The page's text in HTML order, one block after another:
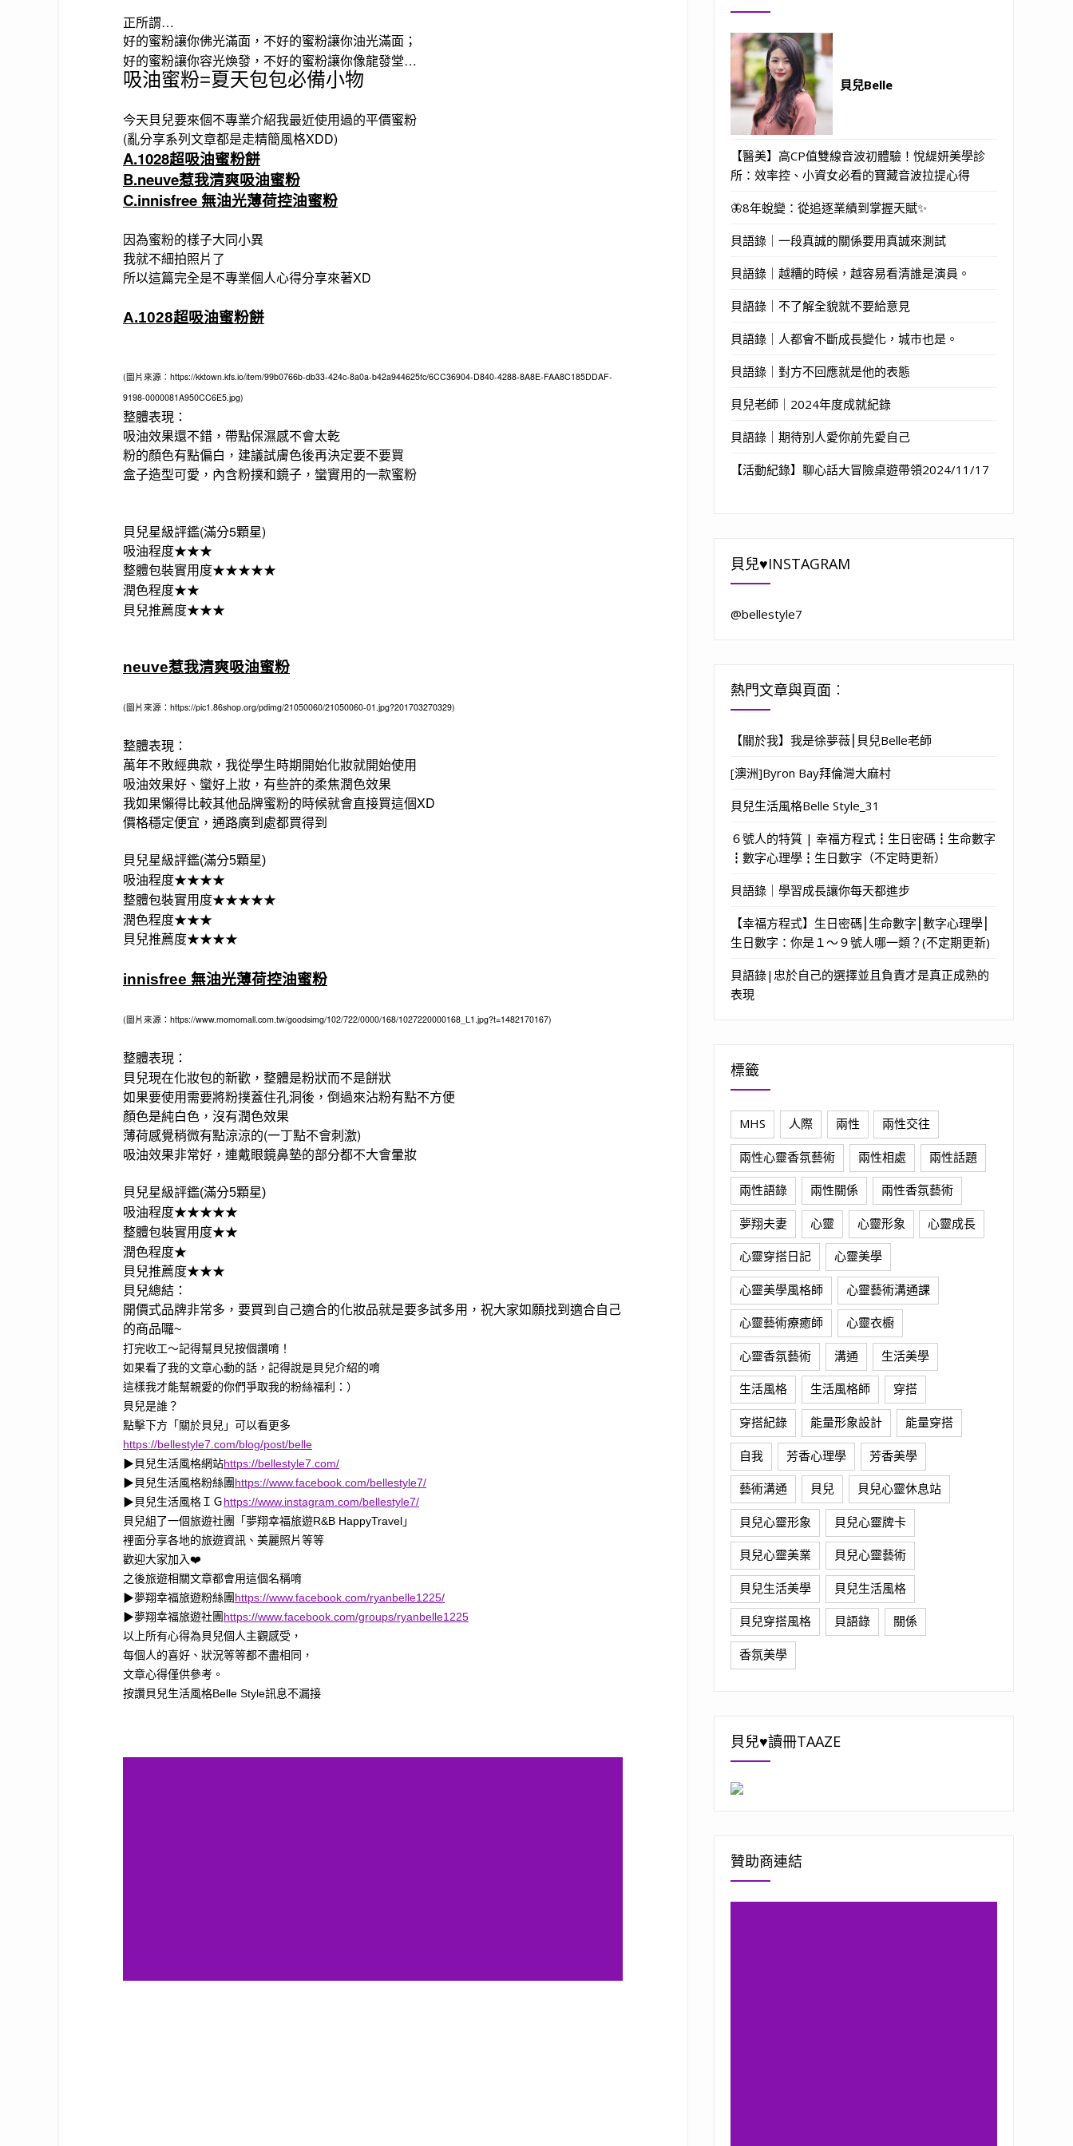
正所謂…
好的蜜粉讓你佛光滿面，不好的蜜粉讓你油光滿面；
好的蜜粉讓你容光煥發，不好的蜜粉讓你像龍發堂…
吸油蜜粉=夏天包包必備小物
今天貝兒要來個不專業介紹我最近使用過的平價蜜粉
(亂分享系列文章都是走精簡風格XDD)
A.1028超吸油蜜粉餅
B.neuve惹我清爽吸油蜜粉
C.innisfree 無油光薄荷控油蜜粉
因為蜜粉的樣子大同小異
我就不細拍照片了
所以這篇完全是不專業個人心得分享來著XD
A.1028超吸油蜜粉餅
(圖片來源：https://kktown.kfs.io/item/99b0766b-db33-424c-8a0a-b42a944625fc/6CC36904-D840-4288-8A8E-FAA8C185DDAF-
9198-0000081A950CC6E5.jpg)
整體表現：
吸油效果還不錯，帶點保濕感不會太乾
粉的顏色有點偏白，建議試膚色後再決定要不要買
盒子造型可愛，內含粉撲和鏡子，蠻實用的一款蜜粉
貝兒星級評鑑(滿分5顆星)
吸油程度★★★
整體包裝實用度★★★★★
潤色程度★★
貝兒推薦度★★★
neuve惹我清爽吸油蜜粉
(圖片來源：https://pic1.86shop.org/pdimg/21050060/21050060-01.jpg?201703270329)
整體表現：
萬年不敗經典款，我從學生時期開始化妝就開始使用
吸油效果好、蠻好上妝，有些許的柔焦潤色效果
我如果懶得比較其他品牌蜜粉的時候就會直接買這個XD
價格穩定便宜，通路廣到處都買得到
貝兒星級評鑑(滿分5顆星)
吸油程度★★★★
整體包裝實用度★★★★★
潤色程度★★★
貝兒推薦度★★★★
innisfree 無油光薄荷控油蜜粉
(圖片來源：https://www.momomall.com.tw/goodsimg/102/722/0000/168/1027220000168_L1.jpg?t=1482170167)
整體表現：
貝兒現在化妝包的新歡，整體是粉狀而不是餅狀
如果要使用需要將粉撲蓋住孔洞後，倒過來沾粉有點不方便
顏色是純白色，沒有潤色效果
薄荷感覺稍微有點涼涼的(一丁點不會刺激)
吸油效果非常好，連戴眼鏡鼻墊的部分都不大會暈妝
貝兒星級評鑑(滿分5顆星)
吸油程度★★★★★
整體包裝實用度★★
潤色程度★
貝兒推薦度★★★
貝兒總結：
開價式品牌非常多，要買到自己適合的化妝品就是要多試多用，祝大家如願找到適合自己
的商品囉~
打完收工～記得幫貝兒按個讚唷！
如果看了我的文章心動的話，記得說是貝兒介紹的唷
這樣我才能幫親愛的你們爭取我的粉絲福利：）
貝兒是誰？
點擊下方「關於貝兒」可以看更多
https://bellestyle7.com/blog/post/belle
▶貝兒生活風格網站https://bellestyle7.com/
▶貝兒生活風格粉絲團https://www.facebook.com/bellestyle7/
▶貝兒生活風格ＩＧhttps://www.instagram.com/bellestyle7/
貝兒組了一個旅遊社團「夢翔幸福旅遊R&B HappyTravel」
裡面分享各地的旅遊資訊、美麗照片等等
歡迎大家加入❤️
之後旅遊相關文章都會用這個名稱唷
▶夢翔幸福旅遊粉絲團https://www.facebook.com/ryanbelle1225/
▶夢翔幸福旅遊社團https://www.facebook.com/groups/ryanbelle1225
以上所有心得為貝兒個人主觀感受，
每個人的喜好、狀況等等都不盡相同，
文章心得僅供參考。
按讚貝兒生活風格Belle Style訊息不漏接
貝兒Belle
【醫美】高CP值雙線音波初體驗！悅緹妍美學診
所：效率控、小資女必看的寶藏音波拉提心得
🦋8年蛻變：從追逐業績到掌握天賦✨
貝語錄｜一段真誠的關係要用真誠來測試
貝語錄｜越糟的時候，越容易看清誰是演員。
貝語錄｜不了解全貌就不要給意見
貝語錄｜人都會不斷成長變化，城市也是。
貝語錄｜對方不回應就是他的表態
貝兒老師｜2024年度成就紀錄
貝語錄｜期待別人愛你前先愛自己
【活動紀錄】聊心話大冒險桌遊帶領2024/11/17
貝兒♥INSTAGRAM
@bellestyle7
熱門文章與頁面︰
【關於我】我是徐夢薇⎮貝兒Belle老師
[澳洲]Byron Bay拜倫灣大麻村
貝兒生活風格Belle Style_31
６號人的特質 | 幸福方程式┇生日密碼┇生命數字
┇數字心理學┇生日數字（不定時更新）
貝語錄｜學習成長讓你每天都進步
【幸福方程式】生日密碼⎮生命數字⎮數字心理學⎮
生日數字：你是１～９號人哪一類？(不定期更新)
貝語錄|忠於自己的選擇並且負責才是真正成熟的
表現
標籤
MHS 人際 兩性 兩性交往
兩性心靈香氛藝術 兩性相處 兩性話題
兩性語錄 兩性關係 兩性香氛藝術
夢翔夫妻 心靈 心靈形象 心靈成長
心靈穿搭日記 心靈美學
心靈美學風格師 心靈藝術溝通課
心靈藝術療癒師 心靈衣櫥
心靈香氛藝術 溝通 生活美學
生活風格 生活風格師 穿搭
穿搭紀錄 能量形象設計 能量穿搭
自我 芳香心理學 芳香美學
藝術溝通 貝兒 貝兒心靈休息站
貝兒心靈形象 貝兒心靈牌卡
貝兒心靈美業 貝兒心靈藝術
貝兒生活美學 貝兒生活風格
貝兒穿搭風格 貝語錄 關係
香氛美學
貝兒♥讀冊TAAZE
贊助商連結